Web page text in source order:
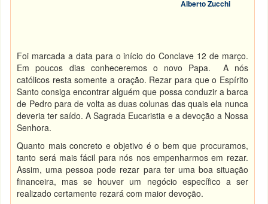
Alberto Zucchi
Foi marcada a data para o início do Conclave 12 de março.
Em poucos dias conheceremos o novo Papa. A nós
católicos resta somente a oração. Rezar para que o Espírito
Santo consiga encontrar alguém que possa conduzir a barca
de Pedro para de volta as duas colunas das quais ela nunca
deveria ter saído. A Sagrada Eucaristia e a devoção a Nossa
Senhora.
Quanto mais concreto e objetivo é o bem que procuramos,
tanto será mais fácil para nós nos empenharmos em rezar.
Assim, uma pessoa pode rezar para ter uma boa situação
financeira, mas se houver um negócio específico a ser
realizado certamente rezará com maior devoção.